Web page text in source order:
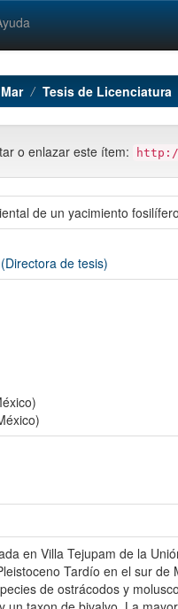
Tesis de Licenciatura
o enlazar este ítem:
de un yacimiento
de tesis)
en Villa Tejupam de la
Tardío en el sur
de ostrácodos y